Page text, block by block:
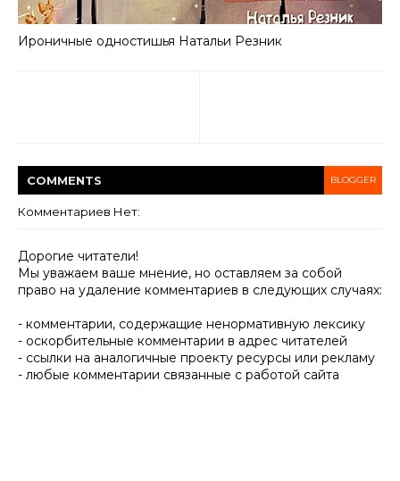
Ироничные одностишья Haтальи Резник
COMMENTS BLOGGER
Комментариев Нет:
Дорогие читатели!
Мы уважаем ваше мнение, но оставляем за собой
право на удаление комментариев в следующих случаях:
- комментарии, содержащие ненормативную лексику
- оскорбительные комментарии в адрес читателей
- ссылки на аналогичные проекту ресурсы или рекламу
- любые комментарии связанные с работой сайта